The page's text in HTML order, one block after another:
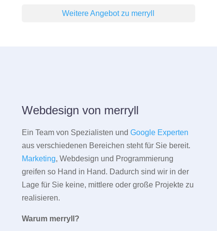
Weitere Angebot zu merryll
Webdesign von merryll
Ein Team von Spezialisten und Google Experten
aus verschiedenen Bereichen steht für Sie bereit.
Marketing, Webdesign und Programmierung
greifen so Hand in Hand. Dadurch sind wir in der
Lage für Sie keine, mittlere oder große Projekte zu
realisieren.
Warum merryll?